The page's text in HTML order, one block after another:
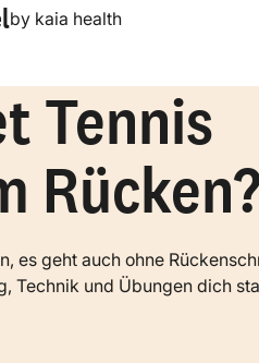
by kaia health
Tennis
es geht auch ohne
Technik und Übungen dich